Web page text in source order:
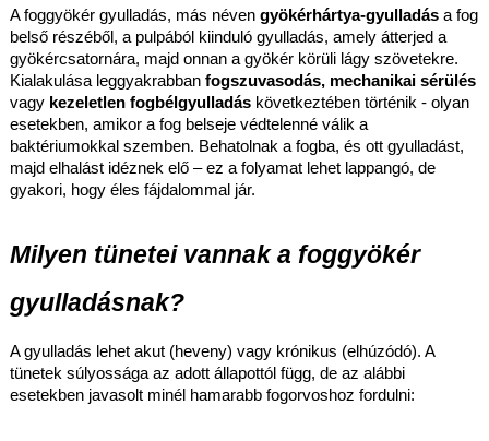
A foggyökér gyulladás, más néven gyökérhártya-gyulladása fog
belső részéből, a pulpából kiinduló gyulladás, amely átterjed a
gyökércsatornára, majd onnan a gyökér körüli lágy szövetekre.
Kialakulása leggyakrabban fogszuvasodás, mechanikai sérülés
vagy kezeletlen fogbélgyulladáskövetkeztében történik - olyan
esetekben, amikor a fog belseje védtelenné válik a
baktériumokkal szemben. Behatolnak a fogba, és ott gyulladást,
majd elhalást idéznek elő – ez a folyamat lehet lappangó, de
gyakori, hogy éles fájdalommal jár.
Milyen tünetei vannak a foggyökér
gyulladásnak?
A gyulladás lehet akut (heveny) vagy krónikus (elhúzódó). A
tünetek súlyossága az adott állapottól függ, de az alábbi
esetekben javasolt minél hamarabb fogorvoshoz fordulni: